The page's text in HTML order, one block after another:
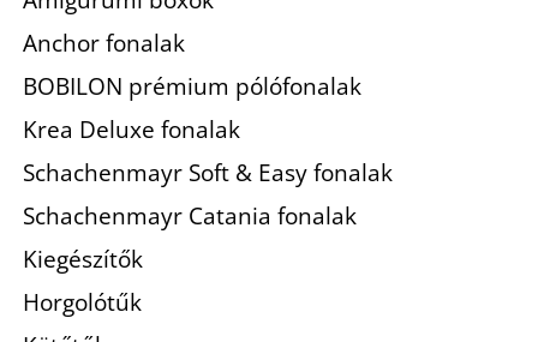
Anchor fonalak
BOBILON prémium pólófonalak
Krea Deluxe fonalak
Schachenmayr Soft & Easy fonalak
Schachenmayr Catania fonalak
Kiegészítők
Horgolótűk